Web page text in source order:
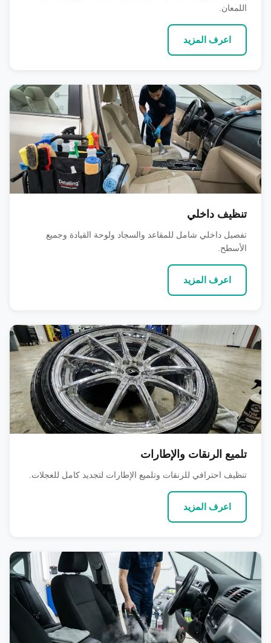
اللمعان.
اعرف المزيد
تنظيف داخلي
تفصيل داخلي شامل للمقاعد والسجاد ولوحة القيادة وجميع
الأسطح.
اعرف المزيد
تلميع الرنقات والإطارات
تنظيف احترافي للرنقات وتلميع الإطارات لتجديد كامل للعجلات.
اعرف المزيد